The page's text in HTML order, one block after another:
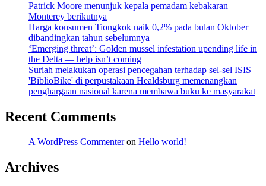
Patrick Moore menunjuk kepala pemadam kebakaran
Monterey berikutnya
Harga konsumen Tiongkok naik 0,2% pada bulan Oktober
dibandingkan tahun sebelumnya
‘Emerging threat’: Golden mussel infestation upending life in
the Delta — help isn’t coming
Suriah melakukan operasi pencegahan terhadap sel-sel ISIS
'BiblioBike' di perpustakaan Healdsburg memenangkan
penghargaan nasional karena membawa buku ke masyarakat
Recent Comments
A WordPress Commenteron Hello world!
Archives